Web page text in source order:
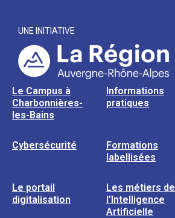
UNE INITIATIVE
Le Campus à
Charbonnières-
les-Bains
Informations
pratiques
Cybersécurité
Formations
labellisées
Le portail
digitalisation
Les métiers de
l’Intelligence
Artificielle